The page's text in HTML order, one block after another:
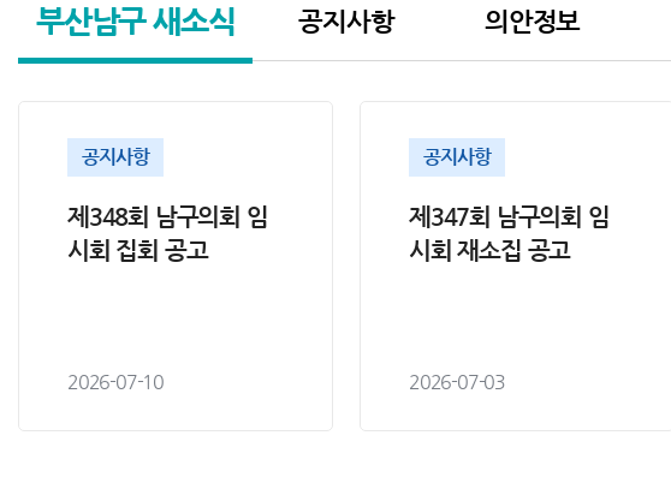
부산남구새소식
공지사항
제348회 남구의회 임
시회 집회 공고
2026-07-10
공지사항
제347회 남구의회 임
시회 재소집 공고
2026-07-03
공지사항 의안정보